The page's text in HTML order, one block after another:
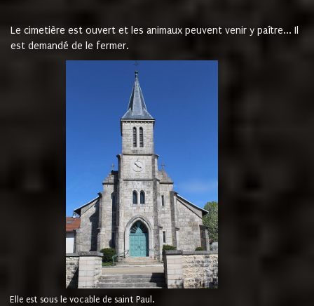
Le cimetière est ouvert et les animaux peuvent venir y paître... Il
est demandé de le fermer.
Elle est sous le vocable de saint Paul.